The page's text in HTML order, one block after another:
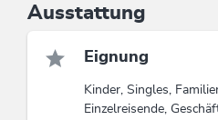
Ausstattung
Eignung
Kinder, Singles,
Einzelreisende,